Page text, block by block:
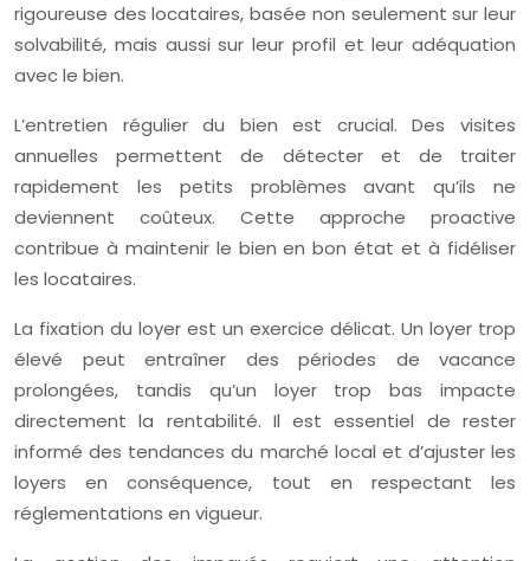
rigoureuse des locataires, basée non seulement sur leur
solvabilité, mais aussi sur leur profil et leur adéquation
avec le bien.
L’entretien régulier du bien est crucial. Des visites
annuelles permettent de détecter et de traiter
rapidement les petits problèmes avant qu’ils ne
deviennent coûteux. Cette approche proactive
contribue à maintenir le bien en bon état et à fidéliser
les locataires.
La fixation du loyer est un exercice délicat. Un loyer trop
élevé peut entraîner des périodes de vacance
prolongées, tandis qu’un loyer trop bas impacte
directement la rentabilité. Il est essentiel de rester
informé des tendances du marché local et d’ajuster les
loyers en conséquence, tout en respectant les
réglementations en vigueur.